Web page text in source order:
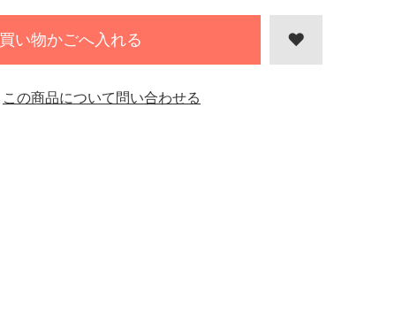
買い物かごへ入れる
この商品について問い合わせる